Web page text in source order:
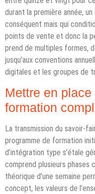
durant la première année,
conséquent mais qui
points de vente et donc la
prend de multiples formes,
jusqu’aux conventions
digitales et les groupes de
Mettre en
formation
La transmission du savoir-
programme de formation
d’intégration type s’étale
comprend plusieurs phases
théorique d’une semaine
concept, les valeurs de